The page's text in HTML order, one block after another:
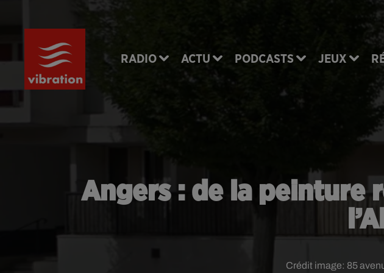
RADIO ACTU PODCASTS JEUX
Angers : de la peinture
Crédit image: 85